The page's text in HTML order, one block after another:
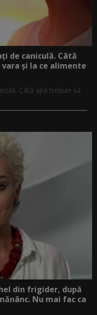
de caniculă. Câtă
și la ce alimente
Câtă apă trebuie să
din frigider, după
Nu mai fac ca